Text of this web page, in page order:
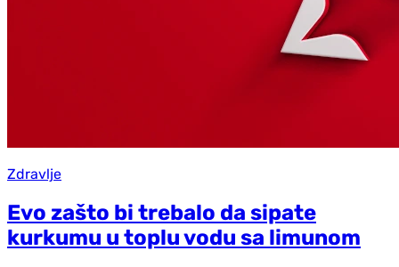
Zdravlje
Evo zašto bi trebalo da sipate
kurkumu u toplu vodu sa limunom